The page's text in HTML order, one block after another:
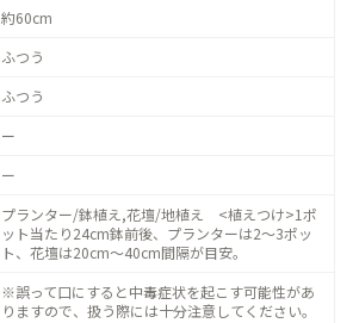
約60cm
ふつう
ふつう
ー
ー
プランター/鉢植え,花壇/地植え <植えつけ>1ポ
ット当たり24cm鉢前後、プランターは2〜3ポッ
ト、花壇は20cm〜40cm間隔が目安。
※誤って口にすると中毒症状を起こす可能性があ
りますので、扱う際には十分注意してください。